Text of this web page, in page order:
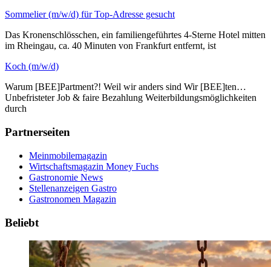
Sommelier (m/w/d) für Top-Adresse gesucht
Das Kronenschlösschen, ein familiengeführtes 4-Sterne Hotel mitten
im Rheingau, ca. 40 Minuten von Frankfurt entfernt, ist
Koch (m/w/d)
Warum [BEE]Partment?! Weil wir anders sind Wir [BEE]ten…
Unbefristeter Job & faire Bezahlung Weiterbildungsmöglichkeiten
durch
Partnerseiten
Meinmobilemagazin
Wirtschaftsmagazin Money Fuchs
Gastronomie News
Stellenanzeigen Gastro
Gastronomen Magazin
Beliebt